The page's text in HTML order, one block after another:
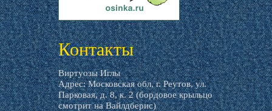
livemaster.ru
Контакты
Виртуозы Иглы
Адрес: Московская обл, г. Реутов, ул.
Парковая, д. 8, к. 2 (бордовое крыльцо
смотрит на Вайлдберис)